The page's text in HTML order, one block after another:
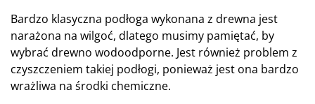
Bardzo klasyczna podłoga wykonana z drewna jest
narażona na wilgoć, dlatego musimy pamiętać, by
wybrać drewno wodoodporne. Jest również problem z
czyszczeniem takiej podłogi, ponieważ jest ona bardzo
wrażliwa na środki chemiczne.